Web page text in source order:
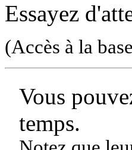
Essayez
(Accès à la
Vous
temps.